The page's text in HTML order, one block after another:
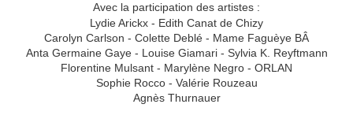
Avec la participation des artistes :
Lydie Arickx - Edith Canat de Chizy
Carolyn Carlson - Colette Deblé - Mame Faguèye BÂ
Anta Germaine Gaye - Louise Giamari - Sylvia K. Reyftmann
Florentine Mulsant - Marylène Negro - ORLAN
Sophie Rocco - Valérie Rouzeau
Agnès Thurnauer